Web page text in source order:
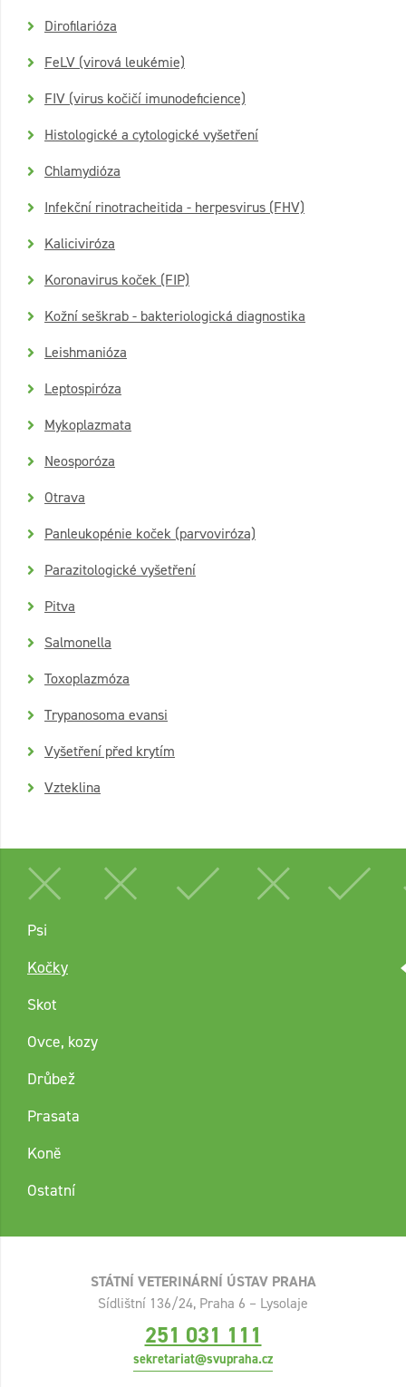
Dirofilarióza
FeLV (virová leukémie)
FIV (virus kočičí imunodeficience)
Histologické a cytologické vyšetření
Chlamydióza
Infekční rinotracheitida - herpesvirus (FHV)
Kaliciviróza
Koronavirus koček (FIP)
Kožní seškrab - bakteriologická diagnostika
Leishmanióza
Leptospiróza
Mykoplazmata
Neosporóza
Otrava
Panleukopénie koček (parvoviróza)
Parazitologické vyšetření
Pitva
Salmonella
Toxoplazmóza
Trypanosoma evansi
Vyšetření před krytím
Vzteklina
Psi
Kočky
Skot
Ovce, kozy
Drůbež
Prasata
Koně
Ostatní
STÁTNÍ VETERINÁRNÍ ÚSTAV PRAHA
Sídlištní 136/24, Praha 6 – Lysolaje
251 031 111
sekretariat@svupraha.cz